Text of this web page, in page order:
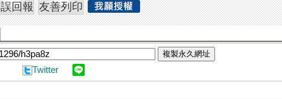
複製永久網址
Twitter